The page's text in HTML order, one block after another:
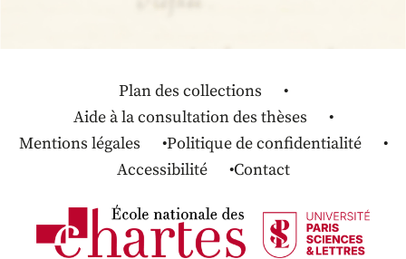
Plan des collections
Aide à la consultation des thèses
Mentions légales
Politique de confidentialité
Accessibilité
Contact